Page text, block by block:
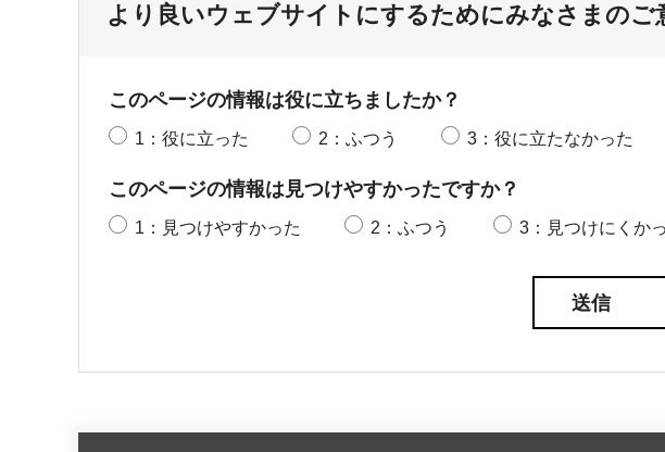
より良いウェブサイトにするためにみなさまのご
このページの情報は役に立ちましたか？
1：役に立った 2：ふつう 3：役に立たなかった
このページの情報は見つけやすかったですか？
1：見つけやすかった 2：ふつう 3：見つけにくか